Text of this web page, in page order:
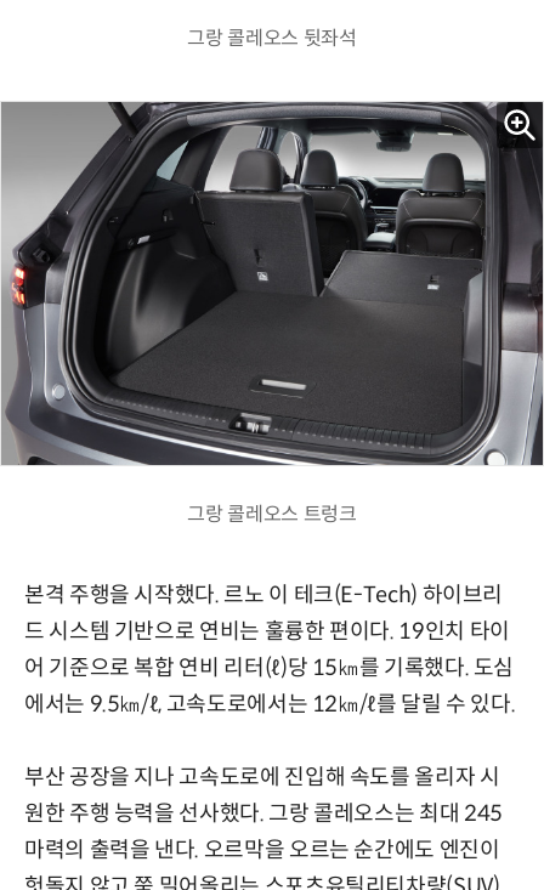
그랑 콜레오스 뒷좌석
그랑 콜레오스 트렁크
본격 주행을 시작했다. 르노 이 테크(E-Tech) 하이브리
드 시스템 기반으로 연비는 훌륭한 편이다. 19인치 타이
어 기준으로 복합 연비 리터(ℓ)당 15㎞를 기록했다. 도심
에서는 9.5㎞/ℓ, 고속도로에서는 12㎞/ℓ를 달릴 수 있다.
부산 공장을 지나 고속도로에 진입해 속도를 올리자 시
원한 주행 능력을 선사했다. 그랑 콜레오스는 최대 245
마력의 출력을 낸다. 오르막을 오르는 순간에도 엔진이